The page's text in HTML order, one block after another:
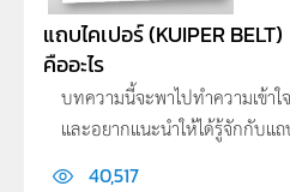
แถบไคเปอร์ (KUIPER BELT)
คืออะไร
บทความนี้จะพาไปทำความเข้า
และอยากแนะนำให้ได้รู้จักกับแ
40,517